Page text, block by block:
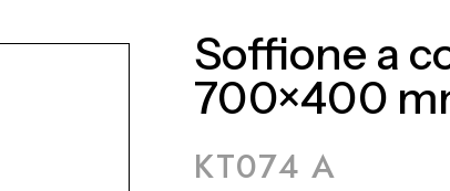
Soffione a
700×400
KT074 A